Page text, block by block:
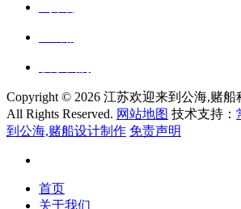
Copyright © 2026 江苏欢迎来到公海,赌船
All Rights Reserved. 网站地图 技术支持：
到公海,赌船设计制作 免责声明
首页
关于我们